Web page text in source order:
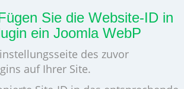
Sie die Website-ID in
ein Joomla WebP
des zuvor
auf Ihrer Site.